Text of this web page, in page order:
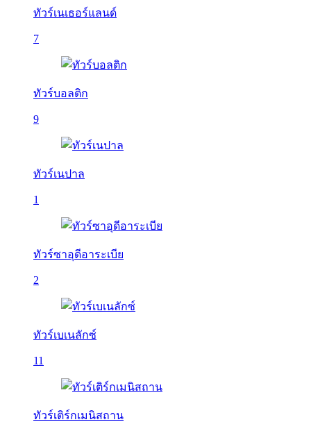
ทัวร์เนเธอร์แลนด์
7
ทัวร์บอลติก
9
ทัวร์เนปาล
1
ทัวร์ซาอุดีอาระเบีย
2
ทัวร์เบเนลักซ์
11
ทัวร์เติร์กเมนิสถาน